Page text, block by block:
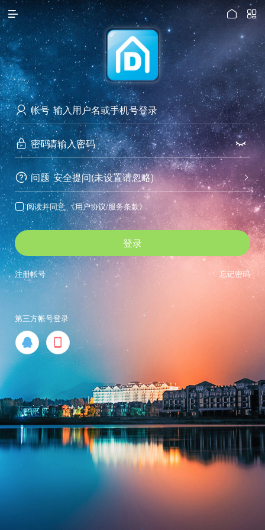

访问电脑版
 

 帐号
 密码 
 问题 
安全提问(未设置请忽略)
 阅读并同意 《用户协议/服务条款》
登录
忘记密码
注册帐号
第三方帐号登录
 